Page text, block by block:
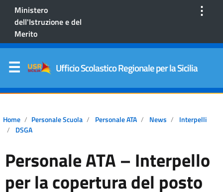
Ministero
dell'Istruzione e del
Merito
⋮
Ufficio Scolastico Regionale per la Sicilia
Home Personale Scuola Personale ATA News
Interpelli
DSGA
Personale ATA – Interpello
per la copertura del posto